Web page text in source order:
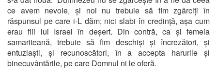
ce avem nevoie, și noi nu trebuie să fim zgârciți în
răspunsul pe care i-L dăm; nici slabi în credință, așa cum
erau fiii lui Israel în deșert. Din contră, ca și femeia
samariteană, trebuie să fim deschiși și încrezători, și
entuziaști, și recunoscători, în a accepta harurile și
binecuvântările, pe care Domnul ni le oferă.